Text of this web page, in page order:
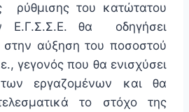
ρύθμισης του κατώτατου
Ε.Γ.Σ.Σ.Ε. θα οδηγήσει
στην αύξηση του ποσοστού
γεγονός που θα ενισχύσει
εργαζομένων και θα
το στόχο της